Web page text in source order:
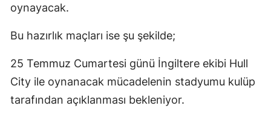
Giresun
Gümüşhane
oynayacak.
Bu hazırlık maçları ise şu şekilde;
25 Temmuz Cumartesi günü İngiltere ekibi Hull
City ile oynanacak mücadelenin stadyumu kulüp
tarafından açıklanması bekleniyor.